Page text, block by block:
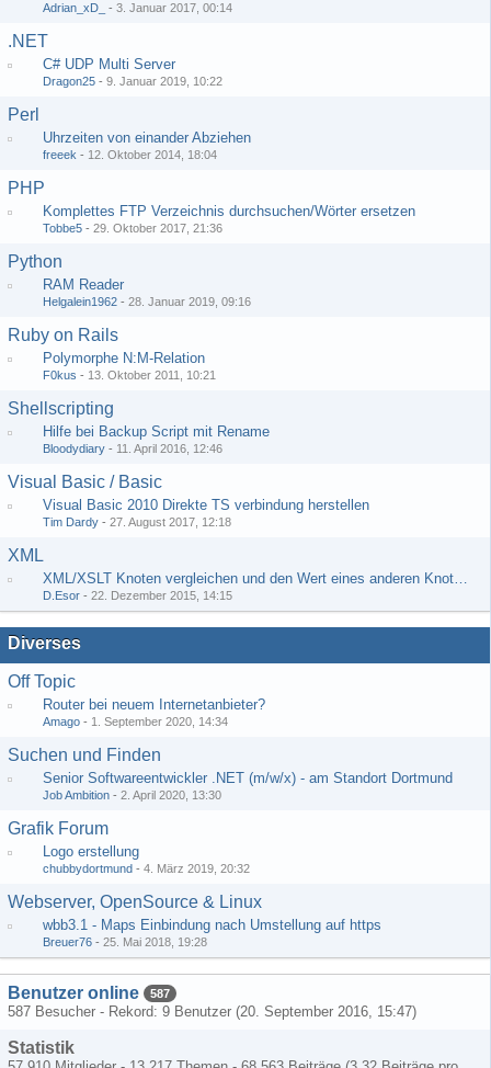
Adrian_xD_ - 3. Januar 2017, 00:14
.NET
C# UDP Multi Server
Dragon25 - 9. Januar 2019, 10:22
Perl
Uhrzeiten von einander Abziehen
freeek - 12. Oktober 2014, 18:04
PHP
Komplettes FTP Verzeichnis durchsuchen/Wörter ersetzen
Tobbe5 - 29. Oktober 2017, 21:36
Python
RAM Reader
Helgalein1962 - 28. Januar 2019, 09:16
Ruby on Rails
Polymorphe N:M-Relation
F0kus - 13. Oktober 2011, 10:21
Shellscripting
Hilfe bei Backup Script mit Rename
Bloodydiary - 11. April 2016, 12:46
Visual Basic / Basic
Visual Basic 2010 Direkte TS verbindung herstellen
Tim Dardy - 27. August 2017, 12:18
XML
XML/XSLT Knoten vergleichen und den Wert eines anderen Knoten ausgeben
D.Esor - 22. Dezember 2015, 14:15
Diverses
Off Topic
Router bei neuem Internetanbieter?
Amago - 1. September 2020, 14:34
Suchen und Finden
Senior Softwareentwickler .NET (m/w/x) - am Standort Dortmund
Job Ambition - 2. April 2020, 13:30
Grafik Forum
Logo erstellung
chubbydortmund - 4. März 2019, 20:32
Webserver, OpenSource & Linux
wbb3.1 - Maps Einbindung nach Umstellung auf https
Breuer76 - 25. Mai 2018, 19:28
Benutzer online 587
587 Besucher - Rekord: 9 Benutzer (20. September 2016, 15:47)
Statistik